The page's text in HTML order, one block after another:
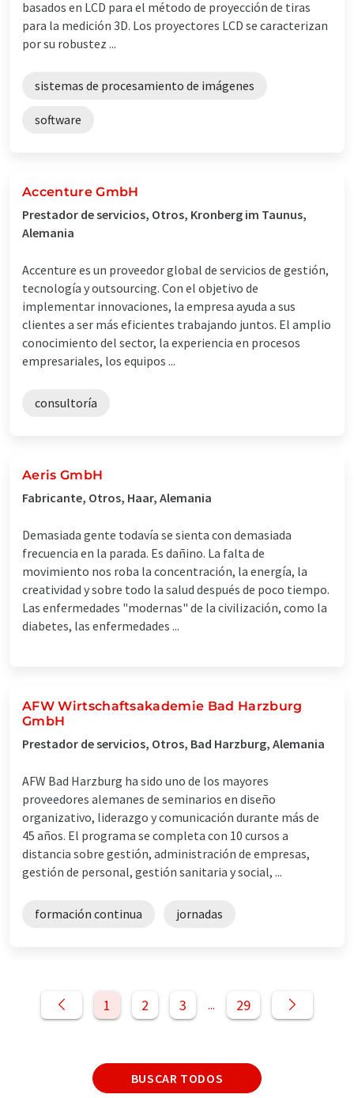
basados en LCD para el método de proyección de tiras
para la medición 3D. Los proyectores LCD se caracterizan
por su robustez ...
sistemas de procesamiento de imágenes
software
Accenture GmbH
Prestador de servicios, Otros, Kronberg im Taunus,
Alemania
Accenture es un proveedor global de servicios de gestión,
tecnología y outsourcing. Con el objetivo de
implementar innovaciones, la empresa ayuda a sus
clientes a ser más eficientes trabajando juntos. El amplio
conocimiento del sector, la experiencia en procesos
empresariales, los equipos ...
consultoría
Aeris GmbH
Fabricante, Otros, Haar, Alemania
Demasiada gente todavía se sienta con demasiada
frecuencia en la parada. Es dañino. La falta de
movimiento nos roba la concentración, la energía, la
creatividad y sobre todo la salud después de poco tiempo.
Las enfermedades "modernas" de la civilización, como la
diabetes, las enfermedades ...
AFW Wirtschaftsakademie Bad Harzburg
GmbH
Prestador de servicios, Otros, Bad Harzburg, Alemania
AFW Bad Harzburg ha sido uno de los mayores
proveedores alemanes de seminarios en diseño
organizativo, liderazgo y comunicación durante más de
45 años. El programa se completa con 10 cursos a
distancia sobre gestión, administración de empresas,
gestión de personal, gestión sanitaria y social, ...
formación continua jornadas
1 2 3 ... 29
BUSCAR TODOS